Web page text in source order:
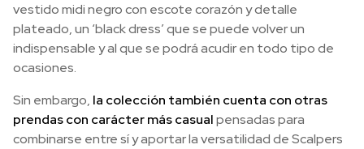
vestido midi negro con escote corazón y detalle
plateado, un ‘black dress’ que se puede volver un
indispensable y al que se podrá acudir en todo tipo de
ocasiones.
Sin embargo, la colección también cuenta con otras
prendas con carácter más casualpensadas para
combinarse entre sí y aportar la versatilidad de Scalpers